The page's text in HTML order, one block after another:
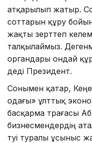
атқарылып жатыр.
соттарын құру
жақты зерттеп
талқылаймыз.
органдары ондай
деді Президент.
Сонымен қатар,
одағы» ұлттық
басқарма төрағасы
бизнесмендердің
өтуі туралы ұсыныс